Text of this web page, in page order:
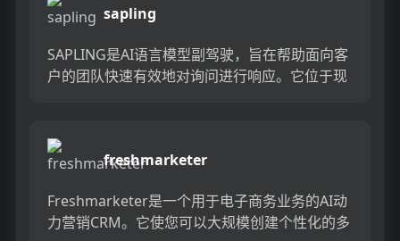
sapling
SAPLING是AI语言模型副驾驶，旨在帮助面向客
户的团队快速有效地对询问进行响应。它位于现
freshmarketer
Freshmarketer是一个用于电子商务业务的AI动
力营销CRM。它使您可以大规模创建个性化的多